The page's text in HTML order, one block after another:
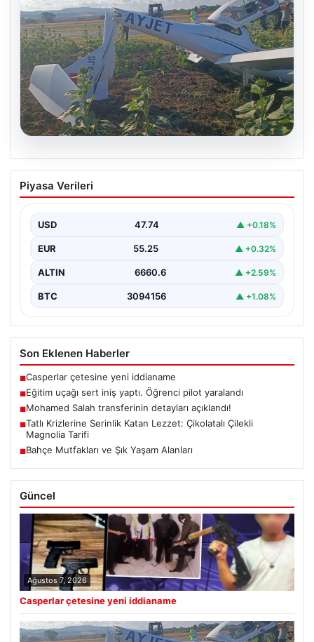
06.08.2026
Eğitim uçağı sert iniş yaptı. Öğrenci
pilot yaralandı
Piyasa Verileri
USD 47.74 ▲ +0.18%
EUR 55.25 ▲ +0.32%
ALTIN 6660.6 ▲ +2.59%
BTC 3094156 ▲ +1.08%
Son Eklenen Haberler
■Casperlar çetesine yeni iddianame
■Eğitim uçağı sert iniş yaptı. Öğrenci pilot yaralandı
■Mohamed Salah transferinin detayları açıklandı!
■Tatlı Krizlerine Serinlik Katan Lezzet: Çikolatalı Çilekli
Magnolia Tarifi
■Bahçe Mutfakları ve Şık Yaşam Alanları
Güncel
Ağustos 7, 2026
Casperlar çetesine yeni iddianame